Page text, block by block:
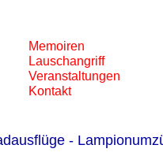
Memoiren
Lauschangriff
Veranstaltungen
Kontakt
-